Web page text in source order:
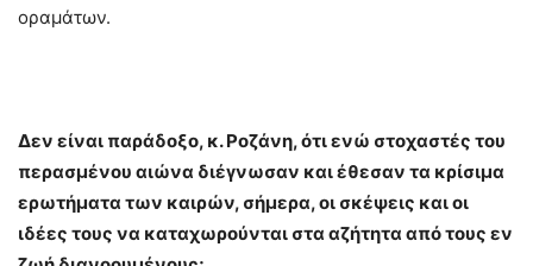
οραμάτων.
Δεν είναι παράδοξο, κ. Ροζάνη, ότι ενώ στοχαστές του
περασμένου αιώνα διέγνωσαν και έθεσαν τα κρίσιμα
ερωτήματα των καιρών, σήμερα, οι σκέψεις και οι
ιδέες τους να καταχωρούνται στα αζήτητα από τους εν